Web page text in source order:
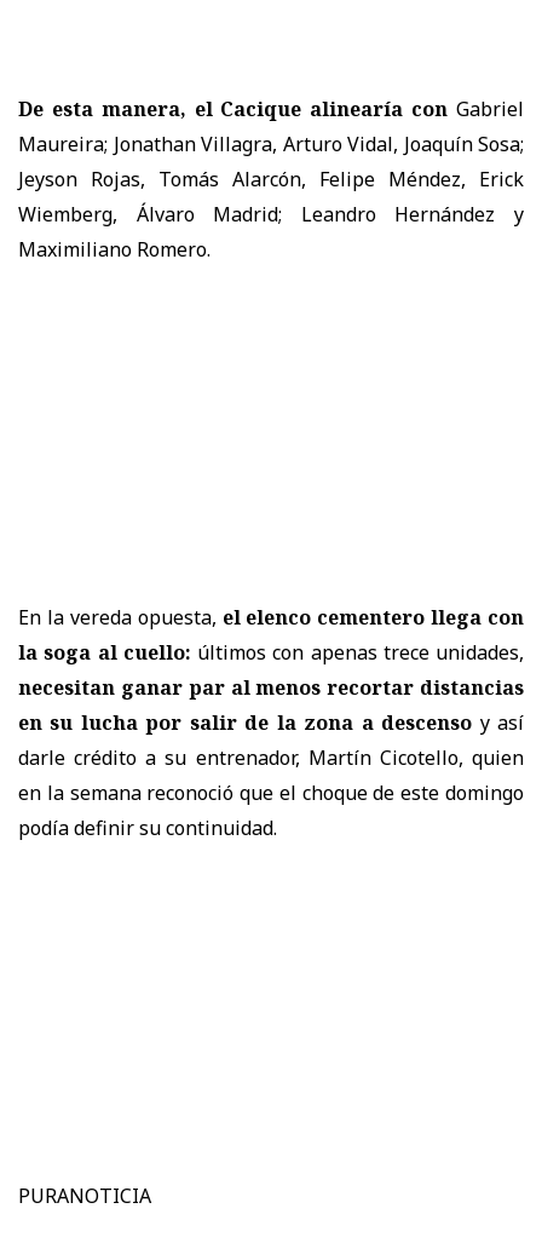
De esta manera, el Cacique alinearía con Gabriel
Maureira; Jonathan Villagra, Arturo Vidal, Joaquín Sosa;
Jeyson Rojas, Tomás Alarcón, Felipe Méndez, Erick
Wiemberg, Álvaro Madrid; Leandro Hernández y
Maximiliano Romero.
En la vereda opuesta, el elenco cementero llega con
la soga al cuello: últimos con apenas trece unidades,
necesitan ganar par al menos recortar distancias
en su lucha por salir de la zona a descenso y así
darle crédito a su entrenador, Martín Cicotello, quien
en la semana reconoció que el choque de este domingo
podía definir su continuidad.
PURANOTICIA